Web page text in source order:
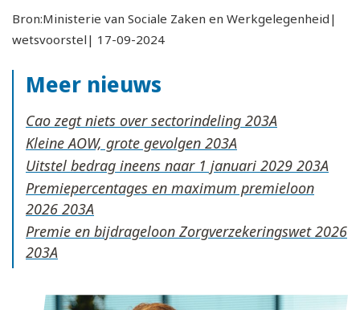
Bron:Ministerie van Sociale Zaken en Werkgelegenheid|
wetsvoorstel| 17-09-2024
Meer nieuws
Cao zegt niets over sectorindeling
Kleine AOW, grote gevolgen
Uitstel bedrag ineens naar 1 januari 2029
Premiepercentages en maximum premieloon
2026
Premie en bijdrageloon Zorgverzekeringswet 2026